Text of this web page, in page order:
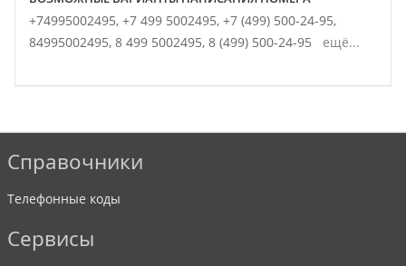
+74995002495, +7 499 5002495, +7 (499) 500-24-95,
84995002495, 8 499 5002495, 8 (499) 500-24-95 ещё...
Справочники
Телефонные коды
Сервисы